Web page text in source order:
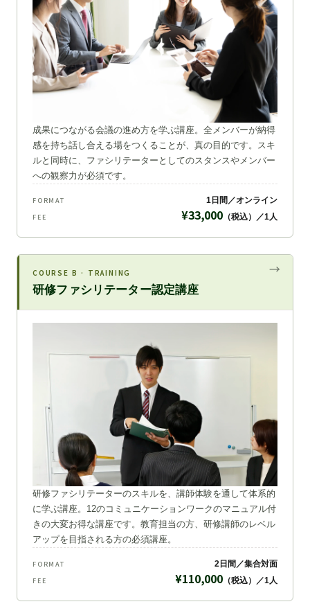
成果につながる会議の進め方を学ぶ講座。全メンバーが納得
感を持ち話し合える場をつくることが、真の目的です。スキ
ルと同時に、ファシリテーターとしてのスタンスやメンバー
への観察力が必須です。
FORMAT 1日間／オンライン
FEE ¥33,000 （税込）／1人
COURSE B · TRAINING
研修ファシリテーター認定講座
研修ファシリテーターのスキルを、講師体験を通して体系的
に学ぶ講座。12のコミュニケーションワークのマニュアル付
きの大変お得な講座です。教育担当の方、研修講師のレベル
アップを目指される方の必須講座。
FORMAT 2日間／集合対面
FEE ¥110,000 （税込）／1人